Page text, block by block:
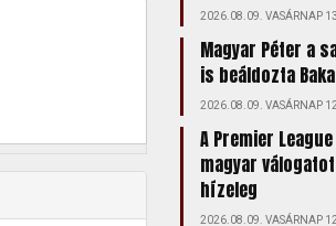
2026.08.09. VASÁRNAP
Magyar Péter a
is beáldozta
2026.08.09. VASÁRNAP
A Premier
magyar
hízeleg
2026.08.09. VASÁRNAP